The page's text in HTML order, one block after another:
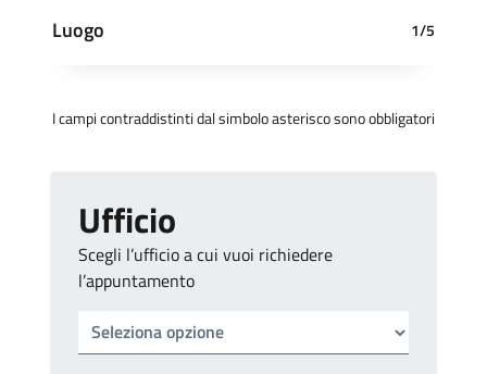
Luogo 1/5
I campi contraddistinti dal simbolo asterisco sono obbligatori
Ufficio
Scegli l’ufficio a cui vuoi richiedere
l’appuntamento
Tipo di ufficio